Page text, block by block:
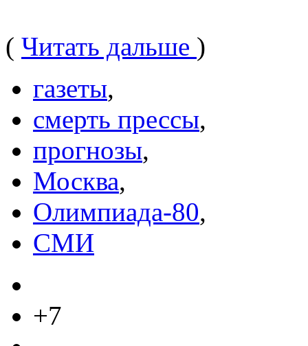
( Читать дальше )
газеты,
смерть прессы,
прогнозы,
Москва,
Олимпиада-80,
СМИ
+7